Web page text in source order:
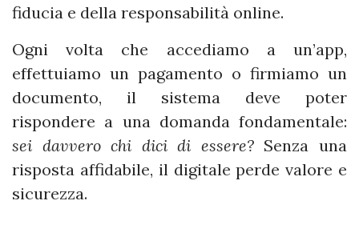
fiducia e della responsabilità online.
Ogni volta che accediamo a un’app,
effettuiamo un pagamento o firmiamo un
documento, il sistema deve poter
rispondere a una domanda fondamentale:
sei davvero chi dici di essere?Senza una
risposta affidabile, il digitale perde valore e
sicurezza.